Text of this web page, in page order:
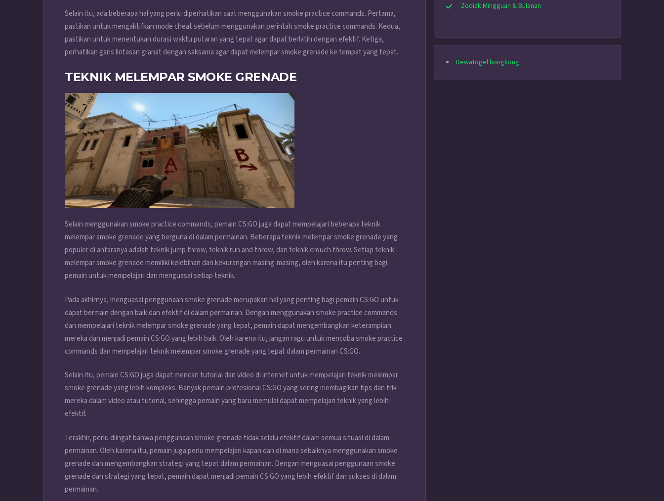
Selain itu, ada beberapa hal yang perlu diperhatikan saat menggunakan smoke practice commands. Pertama,
pastikan untuk mengaktifkan mode cheat sebelum menggunakan perintah smoke practice commands. Kedua,
pastikan untuk menentukan durasi waktu putaran yang tepat agar dapat berlatih dengan efektif. Ketiga,
perhatikan garis lintasan granat dengan saksama agar dapat melempar smoke grenade ke tempat yang tepat.
TEKNIK MELEMPAR SMOKE GRENADE
Selain menggunakan smoke practice commands, pemain CS:GO juga dapat mempelajari beberapa teknik
melempar smoke grenade yang berguna di dalam permainan. Beberapa teknik melempar smoke grenade yang
populer di antaranya adalah teknik jump throw, teknik run and throw, dan teknik crouch throw. Setiap teknik
melempar smoke grenade memiliki kelebihan dan kekurangan masing-masing, oleh karena itu penting bagi
pemain untuk mempelajari dan menguasai setiap teknik.
Pada akhirnya, menguasai penggunaan smoke grenade merupakan hal yang penting bagi pemain CS:GO untuk
dapat bermain dengan baik dan efektif di dalam permainan. Dengan menggunakan smoke practice commands
dan mempelajari teknik melempar smoke grenade yang tepat, pemain dapat mengembangkan keterampilan
mereka dan menjadi pemain CS:GO yang lebih baik. Oleh karena itu, jangan ragu untuk mencoba smoke practice
commands dan mempelajari teknik melempar smoke grenade yang tepat dalam permainan CS:GO.
Selain itu, pemain CS:GO juga dapat mencari tutorial dan video di internet untuk mempelajari teknik melempar
smoke grenade yang lebih kompleks. Banyak pemain profesional CS:GO yang sering membagikan tips dan trik
mereka dalam video atau tutorial, sehingga pemain yang baru memulai dapat mempelajari teknik yang lebih
efektif.
Terakhir, perlu diingat bahwa penggunaan smoke grenade tidak selalu efektif dalam semua situasi di dalam
permainan. Oleh karena itu, pemain juga perlu mempelajari kapan dan di mana sebaiknya menggunakan smoke
grenade dan mengembangkan strategi yang tepat dalam permainan. Dengan menguasai penggunaan smoke
grenade dan strategi yang tepat, pemain dapat menjadi pemain CS:GO yang lebih efektif dan sukses di dalam
permainan.
Zodiak Mingguan & Bulanan
Dewatogel hongkong